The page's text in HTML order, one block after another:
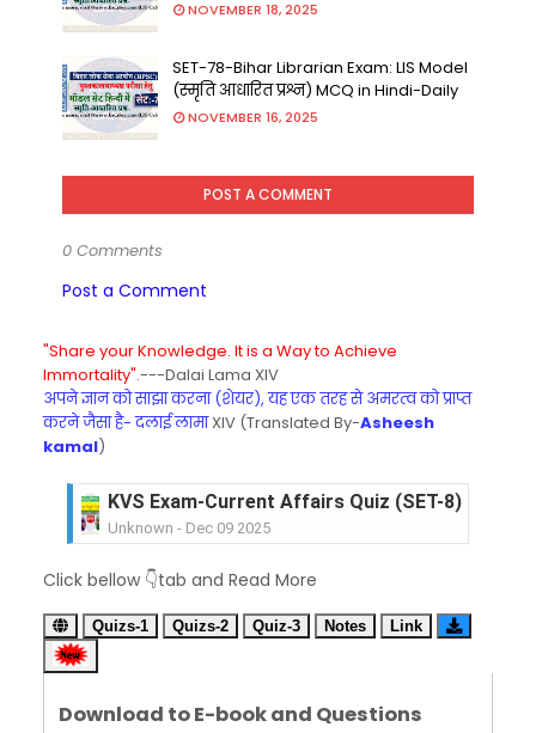
NOVEMBER 18, 2025
SET-78-Bihar Librarian Exam: LIS Model
(स्मृति आधारित प्रश्न) MCQ in Hindi-Daily
NOVEMBER 16, 2025
POST A COMMENT
0 Comments
Post a Comment
"Share your Knowledge. It is a Way to Achieve
Immortality".---Dalai Lama XIV
अपने ज्ञान को साझा करना (शेयर), यह एक तरह से अमरत्व को प्राप्त
करने जैसा है- दलाई लामाXIV (Translated By-Asheesh
kamal)
KVS Exam-Current Affairs Quiz (SET-8) in
Unknown - Dec 09 2025
Unknown- Dec 08 2025
KVS Exam-Current Affairs Quiz (SET-6) in
Unknown-Dec 07 2025
KVS Exam-Current Affairs Quiz (SET-4) in
Click bellow 👇tab and Read More
Quizs-1 Quizs-2 Quiz-3 Notes Link
Download to E-book and Questions